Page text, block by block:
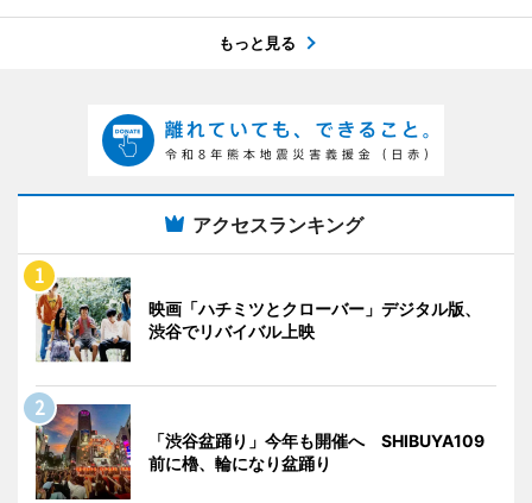
もっと見る
アクセスランキング
映画「ハチミツとクローバー」デジタル版、
渋谷でリバイバル上映
「渋谷盆踊り」今年も開催へ SHIBUYA109
前に櫓、輪になり盆踊り